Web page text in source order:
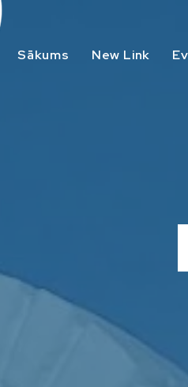
Sākums New Link